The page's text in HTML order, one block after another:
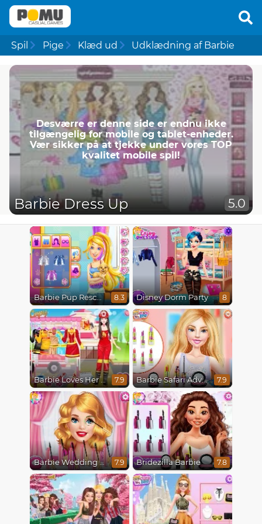
Spil Pige Klæd ud Udklædning af Barbie
Desværre er denne side er endnu ikke
tilgængelig for mobile og tablet-enheder.
Vær sikker på at tjekke under vores TOP
kvalitet mobile spil!
Barbie Dress Up 5.0
Barbie Pup Rescue 8.3 Disney Dorm Party 8
Barbie Loves Her Job 7.9 Barbie Safari Adventure 7.9
Barbie Wedding Fun 7.9 Bridezilla Barbie 7.8